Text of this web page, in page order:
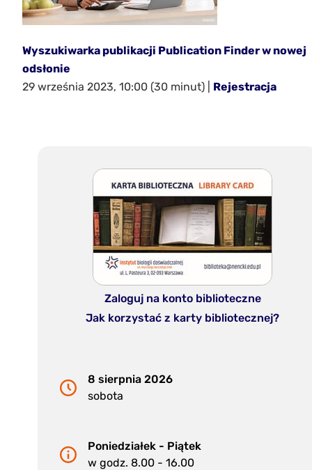
Wyszukiwarka publikacji Publication Finder w nowej
odsłonie
29 września 2023, 10:00 (30 minut) | Rejestracja
Zaloguj na konto biblioteczne
Jak korzystać z karty bibliotecznej?
8 sierpnia 2026
sobota
Poniedziałek - Piątek
w godz. 8.00 - 16.00